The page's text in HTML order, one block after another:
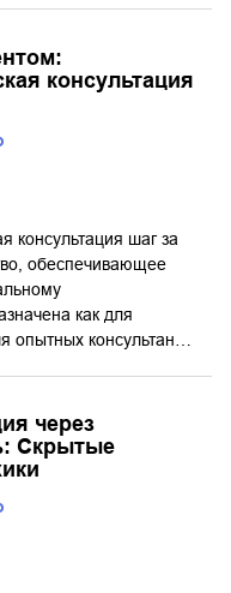
консультация
консультация шаг за
обеспечивающее
как для
опытных консультан…
через
Скрытые